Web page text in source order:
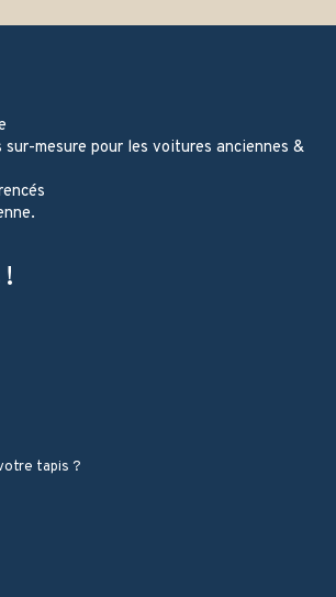
mesure pour les voitures anciennes &
!
tapis ?